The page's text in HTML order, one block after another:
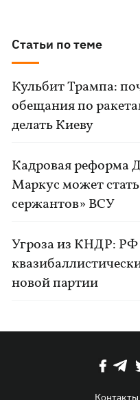
Статьи по теме
Кульбит Трампа:
обещания по
делать Киеву
Кадровая реформа
Маркус может
сержантов» ВСУ
Угроза из КНДР: РФ
новой партии
Контакты